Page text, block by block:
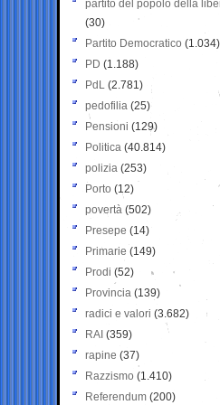
partito del popolo della
(30)
Partito Democratico (1.034)
PD (1.188)
PdL (2.781)
pedofilia (25)
Pensioni (129)
Politica (40.814)
polizia (253)
Porto (12)
povertà (502)
Presepe (14)
Primarie (149)
Prodi (52)
Provincia (139)
radici e valori (3.682)
RAI (359)
rapine (37)
Razzismo (1.410)
Referendum (200)